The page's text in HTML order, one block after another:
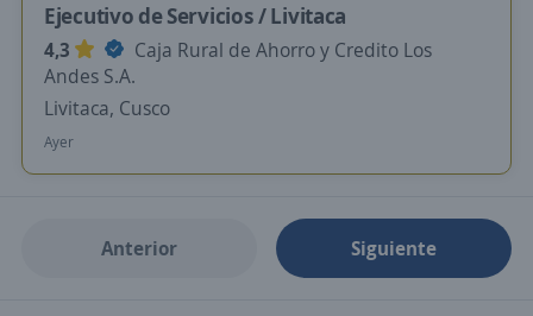
Ejecutivo de Servicios / Livitaca
4,3
Caja Rural de Ahorro y Credito Los
Andes S.A.
Livitaca, Cusco
Ayer
Anterior Siguiente